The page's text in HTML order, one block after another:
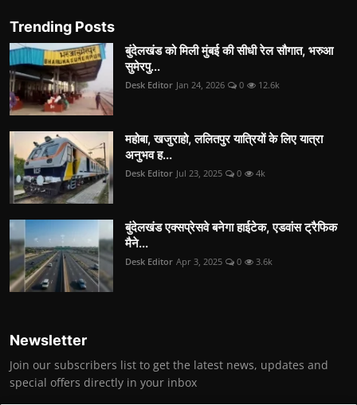
Trending Posts
बुंदेलखंड को मिली मुंबई की सीधी रेल सौगात, भरुआ
सुमेरपु...
Desk Editor Jan 24, 2026 0 12.6k
महोबा, खजुराहो, ललितपुर यात्रियों के लिए यात्रा
अनुभव ह...
Desk Editor Jul 23, 2025 0 4k
बुंदेलखंड एक्सप्रेसवे बनेगा हाईटेक, एडवांस ट्रैफिक
मैने...
Desk Editor Apr 3, 2025 0 3.6k
Newsletter
Join our subscribers list to get the latest news, updates and
special offers directly in your inbox